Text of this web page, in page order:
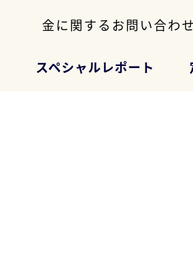
金に関するお問い合わ
スペシャルレポート